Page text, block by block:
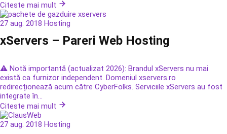
Citeste mai mult
27 aug. 2018 Hosting
xServers – Pareri Web Hosting
⚠️ Notă importantă (actualizat 2026): Brandul xServers nu mai
există ca furnizor independent. Domeniul xservers.ro
redirecționează acum către CyberFolks. Serviciile xServers au fost
integrate în...
Citeste mai mult
27 aug. 2018 Hosting